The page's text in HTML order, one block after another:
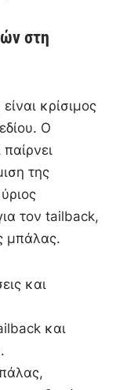
στη
κρίσιμος
Ο
της
τον tailback,
μπάλας.
και
και